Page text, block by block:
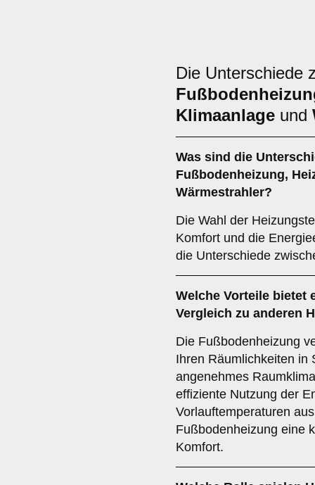
Die Unterschiede
Klimaanlage und
Was sind die
Fußbodenheizung,
Wärmestrahler?
Die Wahl der
Komfort und die
die Unterschiede
Welche Vorteile bietet
Vergleich zu anderen
Die Fußbodenheizung
Ihren Räumlichkeiten in
angenehmes
effiziente Nutzung der
Vorlauftemperaturen
Fußbodenheizung eine
Komfort.